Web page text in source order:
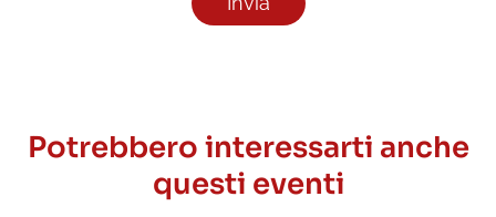
Potrebbero interessarti anche
questi eventi